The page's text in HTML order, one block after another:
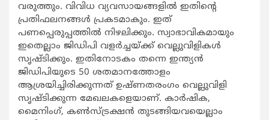
വരുത്തും. വിവിധ വ്യവസായങ്ങളില്‍ ഇതിന്റെ
പ്രതിഫലനങ്ങള്‍ പ്രകടമാകും. ഇത്
പണപ്പെരുപ്പത്തില്‍ നിഴലിക്കും. സ്വാഭാവികമായും
ഇതെല്ലാം ജിഡിപി വളര്‍ച്ചയ്ക്ക് വെല്ലുവിളികള്‍
സൃഷ്ടിക്കും. ഇതിനോടകം തന്നെ ഇന്ത്യന്‍
ജിഡിപിയുടെ 50 ശതമാനത്തോളം
ആശ്രയിച്ചിരിക്കുന്നത് ഉഷ്ണതരംഗം വെല്ലുവിളി
സൃഷ്ടിക്കുന്ന മേഖലകളെയാണ്. കാര്‍ഷിക,
മൈനിംഗ്, കണ്‍സ്ട്രക്ഷന്‍ തുടങ്ങിയവയെല്ലാം